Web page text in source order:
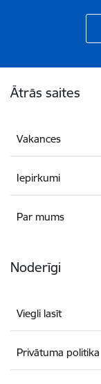
Ātrās saites
Vakances
Iepirkumi
Par mums
Noderīgi
Viegli lasīt
Privātuma politika